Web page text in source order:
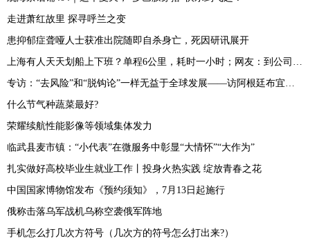
走进萧红故里 探寻呼兰之变
患抑郁症聋哑人士获准出院随即自杀身亡，死因研讯展开
上海有人天天划船上下班？单程6公里，耗时一小时；网友：到公司先洗澡？
专访：“去风险”和“脱钩论”一样无益于全球发展——访阿根廷布宜诺斯艾利斯大学研究员布斯特洛
什么节气种蔬菜最好?
荣耀续航性能影像等领域集体发力
临武县麦市镇：“小代表”在微服务中彰显“大情怀”“大作为”
扎实做好高校毕业生就业工作丨投身火热实践 绽放青春之花
中国国家博物馆发布《预约须知》，7月13日起施行
俄称击落乌军战机乌称空袭俄军阵地
手机怎么打几次方符号（几次方的符号怎么打出来?）